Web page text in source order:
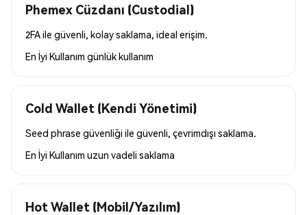
Phemex Cüzdanı (Custodial)
2FA ile güvenli, kolay saklama, ideal erişim.
En İyi Kullanım günlük kullanım
Cold Wallet (Kendi Yönetimi)
Seed phrase güvenliği ile güvenli, çevrimdışı saklama.
En İyi Kullanım uzun vadeli saklama
Hot Wallet (Mobil/Yazılım)